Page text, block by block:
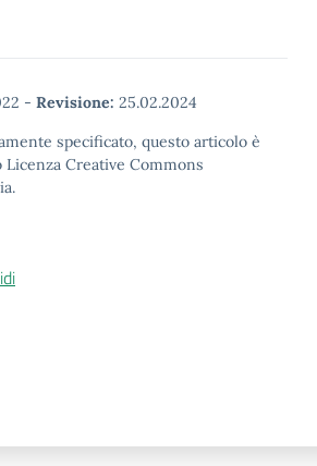
- Revisione: 25.02.2024
specificato, questo articolo è
Creative Commons